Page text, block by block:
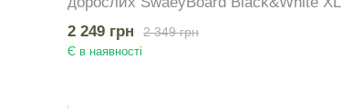
фетр класичний до 150 кг
2 349 грн
2 249 грн
Є в наявності